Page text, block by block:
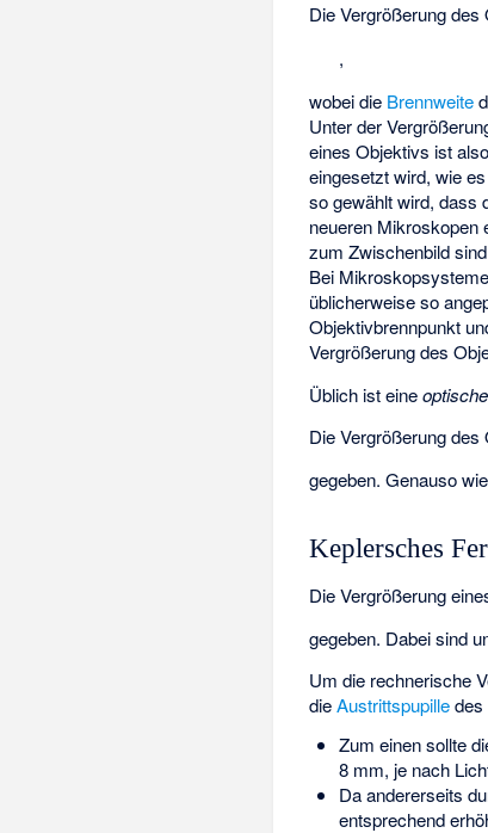
Die Vergrößerung
,
wobeidie Brennweite
Unter der
eines Objektivs ist
eingesetzt wird, wie
so gewählt wird, dass
neueren Mikroskopen
zum Zwischenbild
Bei
üblicherweise so
Objektivbrennpunkt
Vergrößerung des
Üblich ist eine
Die Vergrößerung
gegeben. Genauso
Keplersches
Die Vergrößerung
gegeben. Dabei sind
Um die rechnerische
dieAustrittspupilledes
Zum einen sollte
8 mm, je nach
Da andererseits
entsprechend